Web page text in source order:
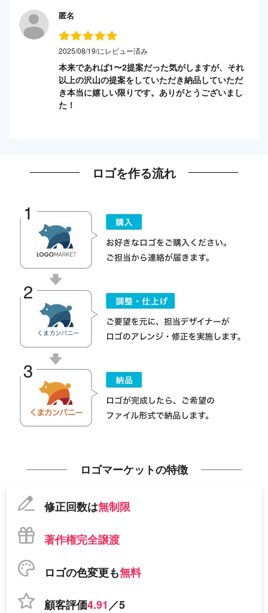
匿名
2025/08/19/にレビュー済み
本来であれば1〜2提案だった気がしますが、それ
以上の沢山の提案をしていただき納品していただ
き本当に嬉しい限りです。ありがとうございまし
た！
ロゴを作る流れ
ロゴマーケットの特徴
修正回数は無制限
著作権完全譲渡
ロゴの色変更も無料
顧客評価4.91／5